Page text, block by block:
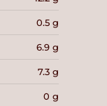
0.5 g
6.9 g
7.3 g
0 g